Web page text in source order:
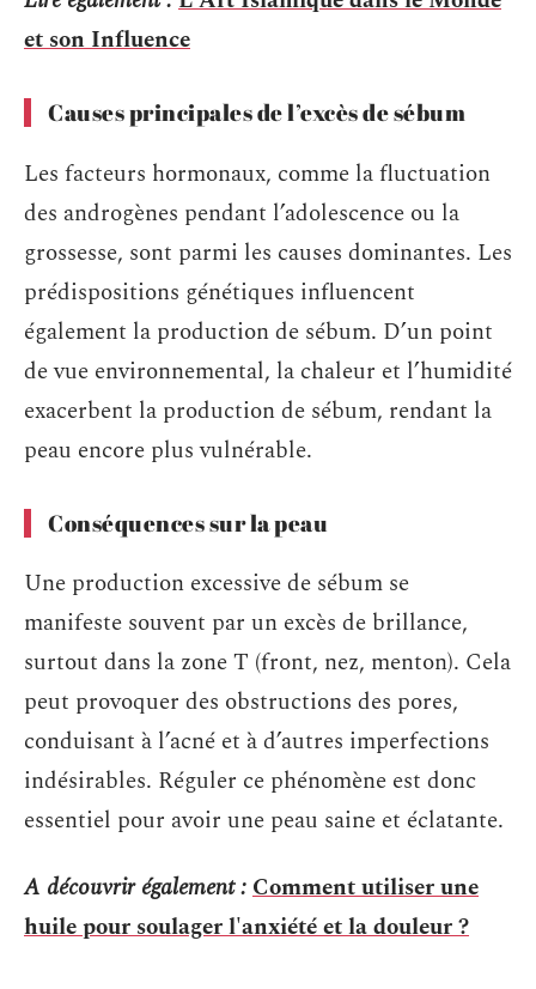
et son Influence
Causes principales de l’excès de sébum
Les facteurs hormonaux, comme la fluctuation
des androgènes pendant l’adolescence ou la
grossesse, sont parmi les causes dominantes. Les
prédispositions génétiques influencent
également la production de sébum. D’un point
de vue environnemental, la chaleur et l’humidité
exacerbent la production de sébum, rendant la
peau encore plus vulnérable.
Conséquences sur la peau
Une production excessive de sébum se
manifeste souvent par un excès de brillance,
surtout dans la zone T (front, nez, menton). Cela
peut provoquer des obstructions des pores,
conduisant à l’acné et à d’autres imperfections
indésirables. Réguler ce phénomène est donc
essentiel pour avoir une peau saine et éclatante.
A découvrir également :Comment utiliser une
huile pour soulager l'anxiété et la douleur ?